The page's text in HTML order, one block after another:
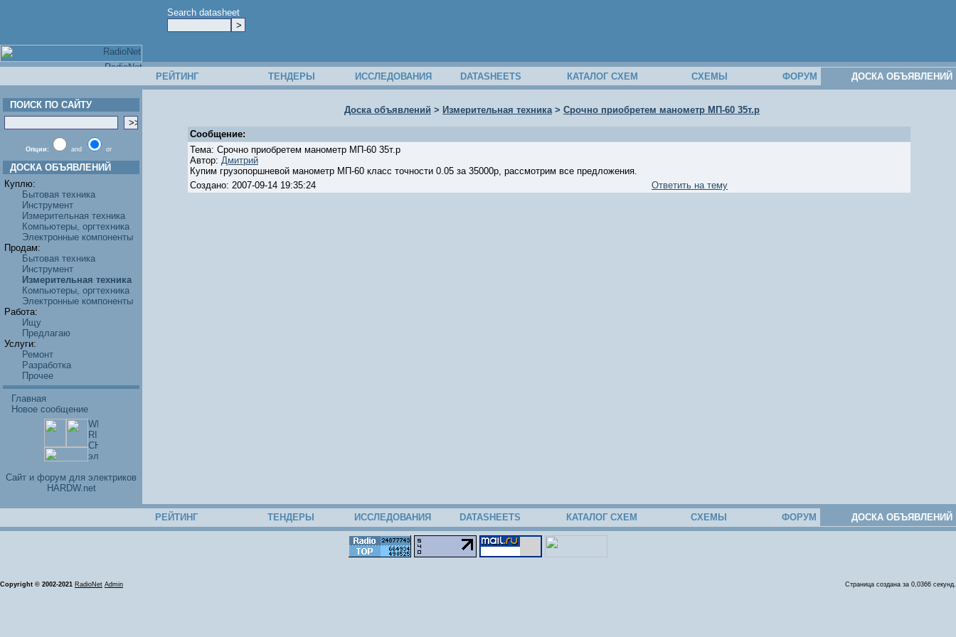
Search datasheet
РЕЙТИНГ ТЕНДЕРЫ ИССЛЕДОВАНИЯ DATASHEETS КАТАЛОГ СХЕМ СХЕМЫ ФОРУМ ДОСКА ОБЪЯВЛЕНИЙ
ПОИСК ПО САЙТУ
Опции: and or
ДОСКА ОБЪЯВЛЕНИЙ
Куплю:
Бытовая техника
Инструмент
Измерительная техника
Компьютеры, оргтехника
Электронные компоненты
Продам:
Бытовая техника
Инструмент
Измерительная техника
Компьютеры, оргтехника
Электронные компоненты
Работа:
Ищу
Предлагаю
Услуги:
Ремонт
Разработка
Прочее
Главная
Новое сообщение
Cайт и форум для электриков
HARDW.net
Доска объявлений > Измерительная техника> Срочно приобретем манометр МП-60 35т.р
Сообщение:
Тема: Срочно приобретем манометр МП-60 35т.р
Автор: Дмитрий
Купим грузопоршневой манометр МП-60 класс точности 0.05 за 35000р, рассмотрим все предложения.
Создано: 2007-09-14 19:35:24
Ответить на тему
РЕЙТИНГ ТЕНДЕРЫ ИССЛЕДОВАНИЯ DATASHEETS КАТАЛОГ СХЕМ СХЕМЫ ФОРУМ ДОСКА ОБЪЯВЛЕНИЙ
Copyright © 2002-2021 RadioNet Admin Страница создана за 0,0366 секунд.